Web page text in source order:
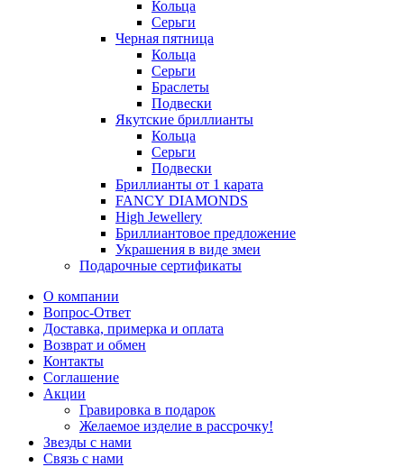
Кольца
Серьги
Черная пятница
Кольца
Серьги
Браслеты
Подвески
Якутские бриллианты
Кольца
Серьги
Подвески
Бриллианты от 1 карата
FANCY DIAMONDS
High Jewellery
Бриллиантовое предложение
Украшения в виде змеи
Подарочные сертификаты
О компании
Вопрос-Ответ
Доставка, примерка и оплата
Возврат и обмен
Контакты
Соглашение
Акции
Гравировка в подарок
Желаемое изделие в рассрочку!
Звезды с нами
Связь с нами